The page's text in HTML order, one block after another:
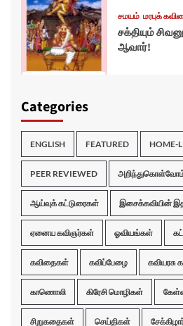
சமயம் மரபுக்
சக்தியும்
ஆவார்!
Categories
ENGLISH FEATURED HOME-
PEER REVIEWED
ஆய்வுக் கட்டுரைகள் இசைக்கவியின்
ஏனைய கவிஞர்கள் ஓவியங்கள்
கவிதைகள் கவிப்பேழை
காணொலி கிரேசி மொழிகள்
சிறுகதைகள் செய்திகள்